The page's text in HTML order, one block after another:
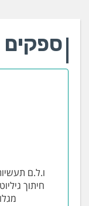
ספקים
ו.ל.ם
חיתוך